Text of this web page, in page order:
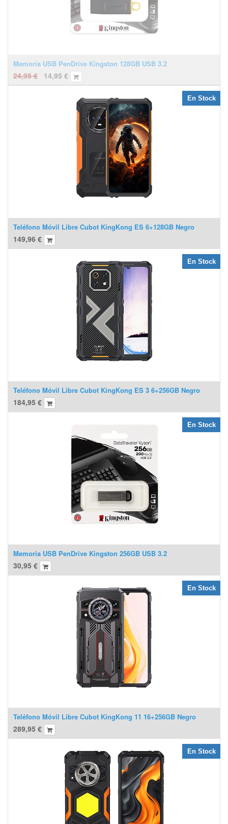
Memoria USB PenDrive Kingston 128GB USB 3.2
24,95€ 14,95 €
Teléfono Móvil Libre Cubot KingKong ES 6+128GB Negro
149,96 €
En Stock
Teléfono Móvil Libre Cubot KingKong ES 3 6+256GB Negro
184,95 €
En Stock
Memoria USB PenDrive Kingston 256GB USB 3.2
30,95 €
En Stock
Teléfono Móvil Libre Cubot KingKong 11 16+256GB Negro
289,95 €
En Stock
En Stock